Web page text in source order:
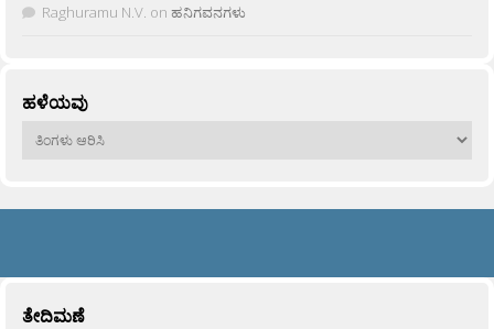
Raghuramu N.V. on ಹನಿಗವನಗಳು
ಹಳೆಯವು
ಹಳೆಯವು
ತೇದಿಮಣೆ